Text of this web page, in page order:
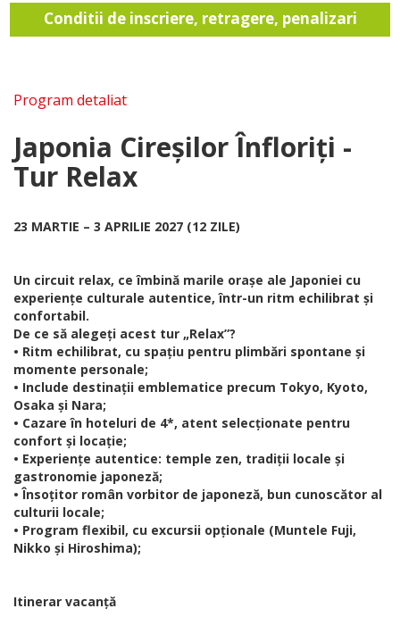
Conditii de inscriere, retragere, penalizari
Program detaliat
Japonia Cireșilor Înfloriți -
Tur Relax
23 MARTIE – 3 APRILIE 2027 (12 ZILE)
Un circuit relax, ce îmbină marile orașe ale Japoniei cu
experiențe culturale autentice, într-un ritm echilibrat și
confortabil.
De ce să alegeți acest tur „Relax”?
• Ritm echilibrat, cu spațiu pentru plimbări spontane și
momente personale;
• Include destinații emblematice precum Tokyo, Kyoto,
Osaka și Nara;
• Cazare în hoteluri de 4*, atent selecționate pentru
confort și locație;
• Experiențe autentice: temple zen, tradiții locale și
gastronomie japoneză;
• Însoțitor român vorbitor de japoneză, bun cunoscător al
culturii locale;
• Program flexibil, cu excursii opționale (Muntele Fuji,
Nikko și Hiroshima);
Itinerar vacanță